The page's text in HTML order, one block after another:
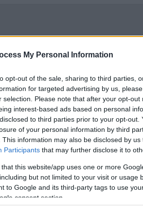
My Personal Information
opt-out of the sale, sharing to third parties,
for targeted advertising by us,
selection. Please note that after your opt-
interest-based ads based on personal
to third parties prior to your opt-
of your personal information by third
This information may also be disclosed by
Participants that may further disclose it to
that this website/app uses one or more
but not limited to your visit or usage
to Google and its third-party tags to use
consent section.
αποφάσισαν οι
άλλο πρέπει να συμβεί
Μητσοτάκης;
ανέφερε: «Αυτό που
εχθρός- τόσα χρόνια
- ποιοι είναι αυτοί οι
παρακολουθούν και